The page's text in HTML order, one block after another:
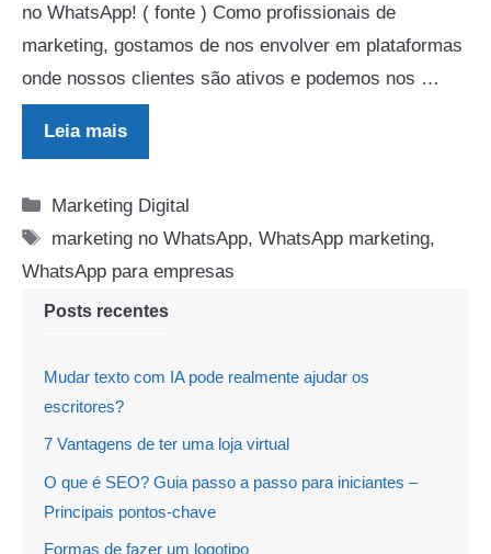
no WhatsApp! ( fonte ) Como profissionais de
marketing, gostamos de nos envolver em plataformas
onde nossos clientes são ativos e podemos nos …
Leia mais
Categorias
Marketing Digital
Tags
marketing no WhatsApp,WhatsApp marketing,
WhatsApp para empresas
Posts recentes
Mudar texto com IA pode realmente ajudar os
escritores?
7 Vantagens de ter uma loja virtual
O que é SEO? Guia passo a passo para iniciantes –
Principais pontos-chave
Formas de fazer um logotipo